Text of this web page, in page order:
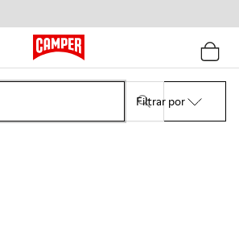
Filtrar por